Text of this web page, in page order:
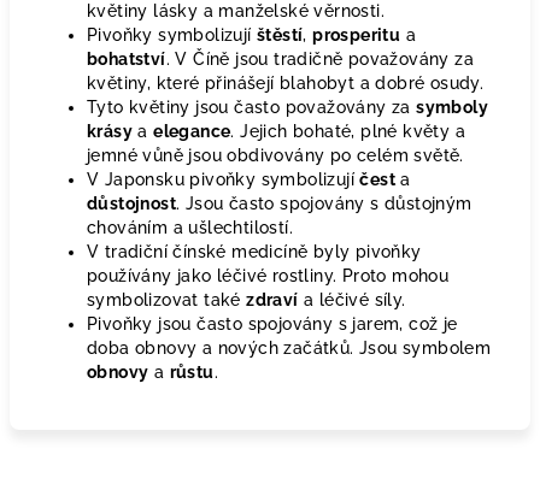
květiny lásky a manželské věrnosti.
Pivoňky symbolizují štěstí,prosperitu a
bohatství. V Číně jsou tradičně považovány za
květiny, které přinášejí blahobyt a dobré osudy.
Tyto květiny jsou často považovány zasymboly
krásy aelegance. Jejich bohaté, plné květy a
jemné vůně jsou obdivovány po celém světě.
V Japonsku pivoňky symbolizujíčest a
důstojnost. Jsou často spojovány s důstojným
chováním a ušlechtilostí.
V tradiční čínské medicíně byly pivoňky
používány jako léčivé rostliny. Proto mohou
symbolizovat takézdraví a léčivé síly.
Pivoňky jsou často spojovány s jarem, což je
doba obnovy a nových začátků. Jsou symbolem
obnovy a růstu.